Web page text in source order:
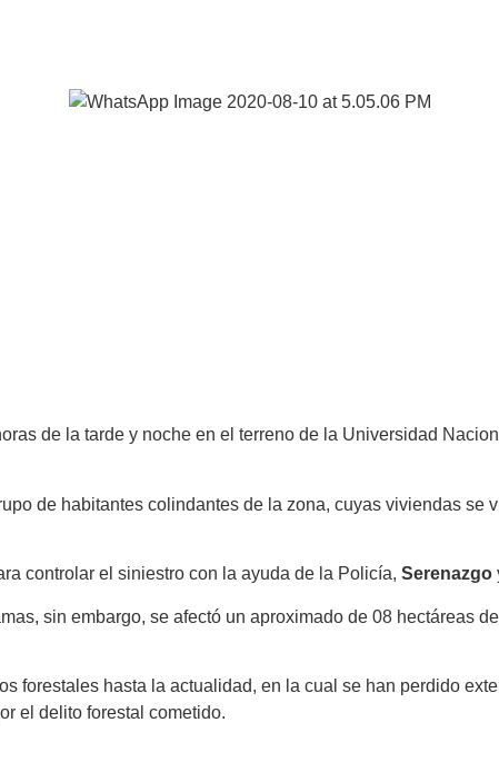
de la tarde y noche en el terreno de la Universidad
de habitantes colindantes de la zona, cuyas viviendas
controlar el siniestro con la ayuda de la Policía, Serenazgo
sin embargo, se afectó un aproximado de 08 hectáreas
forestales hasta la actualidad, en la cual se han perdido
el delito forestal cometido.